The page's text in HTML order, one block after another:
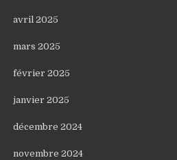
avril 2025
mars 2025
février 2025
janvier 2025
décembre 2024
novembre 2024